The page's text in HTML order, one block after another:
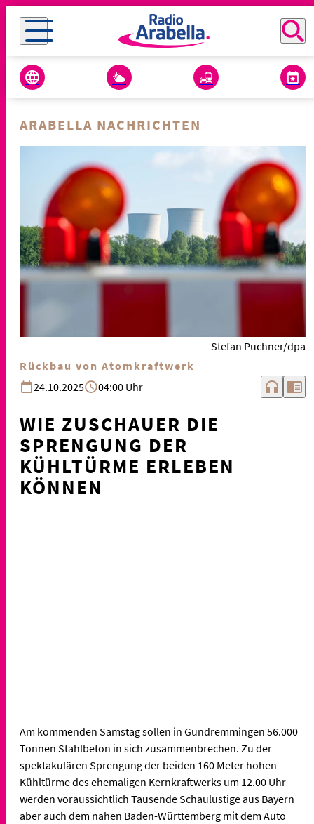
ARABELLA NACHRICHTEN
Stefan Puchner/dpa
Rückbau von Atomkraftwerk
24.10.2025
04:00 Uhr headphones chrome_reader_mode
WIE ZUSCHAUER DIE
SPRENGUNG DER
KÜHLTÜRME ERLEBEN
KÖNNEN
Am kommenden Samstag sollen in Gundremmingen 56.000
Tonnen Stahlbeton in sich zusammenbrechen. Zu der
spektakulären Sprengung der beiden 160 Meter hohen
Kühltürme des ehemaligen Kernkraftwerks um 12.00 Uhr
werden voraussichtlich Tausende Schaulustige aus Bayern
aber auch dem nahen Baden-Württemberg mit dem Auto